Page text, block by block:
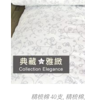
精梳棉 40支, 精梳棉,